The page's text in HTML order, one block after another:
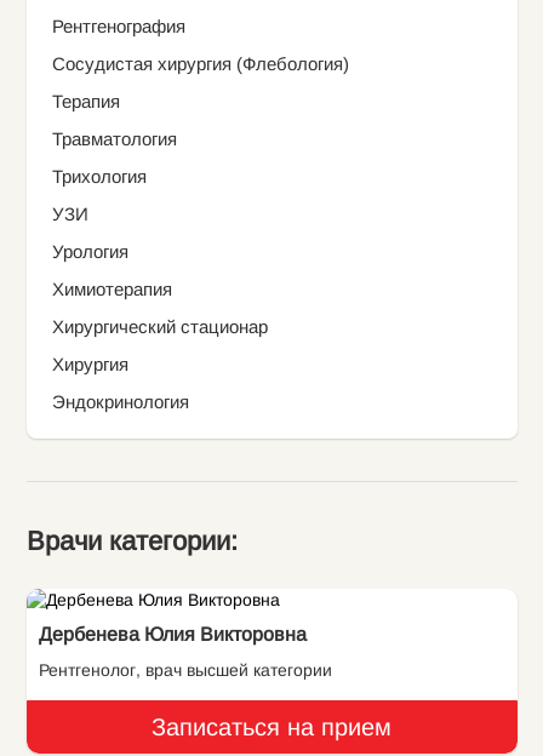
Рентгенография
Сосудистая хирургия (Флебология)
Терапия
Травматология
Трихология
УЗИ
Урология
Химиотерапия
Хирургический стационар
Хирургия
Эндокринология
Врачи категории:
Дербенева Юлия Викторовна
Рентгенолог, врач высшей категории
Записаться на прием